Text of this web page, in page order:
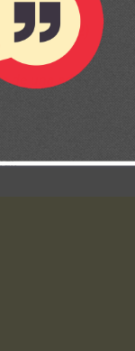
3:22)
de una adversidad o
estás de parte mía y